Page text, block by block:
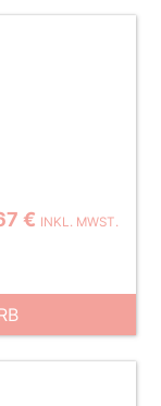
€ INKL. MWST.